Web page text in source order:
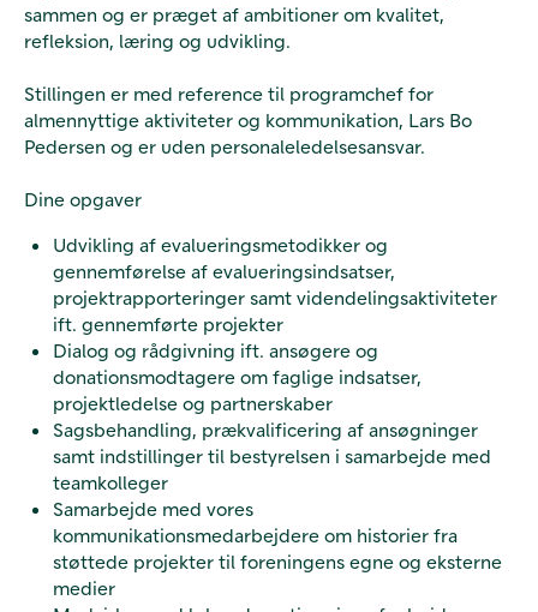
sammen og er præget af ambitioner om kvalitet,
refleksion, læring og udvikling.
Stillingen er med reference til programchef for
almennyttige aktiviteter og kommunikation, Lars Bo
Pedersen og er uden personaleledelsesansvar.
Dine opgaver
Udvikling af evalueringsmetodikker og
gennemførelse af evalueringsindsatser,
projektrapporteringer samt videndelingsaktiviteter
ift. gennemførte projekter
Dialog og rådgivning ift. ansøgere og
donationsmodtagere om faglige indsatser,
projektledelse og partnerskaber
Sagsbehandling, prækvalificering af ansøgninger
samt indstillinger til bestyrelsen i samarbejde med
teamkolleger
Samarbejde med vores
kommunikationsmedarbejdere om historier fra
støttede projekter til foreningens egne og eksterne
medier